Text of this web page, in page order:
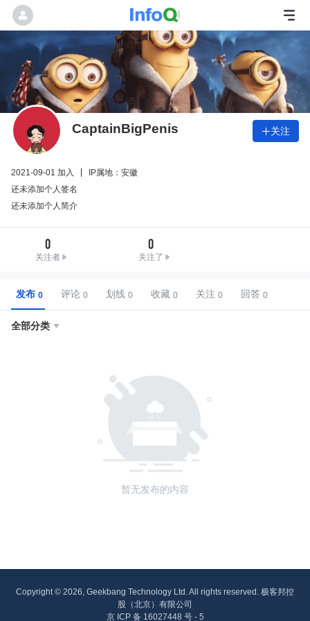
CaptainBigPenis 关注
2021-09-01 加入
IP属地：安徽
还未添加个人签名
还未添加个人简介
0
关注者
0
关注了
发布 评论 划线 收藏 关注 回答
全部分类 
暂无发布的内容
Copyright © 2026, Geekbang Technology Ltd. All rights reserved. 极客邦控
股（北京）有限公司
京 ICP 备 16027448 号 - 5